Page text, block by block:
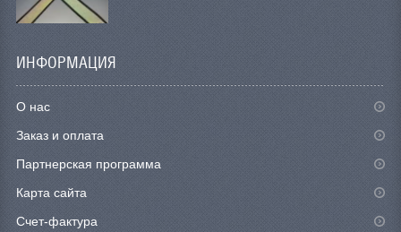
ИНФОРМАЦИЯ
О нас
Заказ и оплата
Партнерская программа
Карта сайта
Счет-фактура